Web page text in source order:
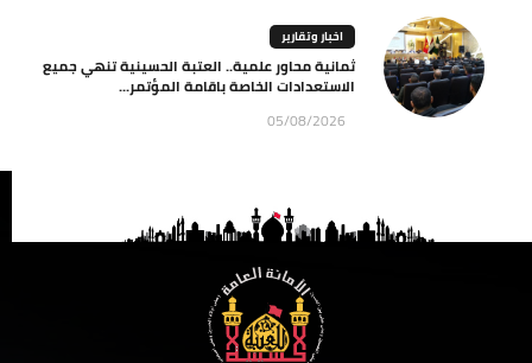
اخبار وتقارير
ثمانية محاور علمية.. العتبة الحسينية تنهي جميع
الاستعدادات الخاصة باقامة المؤتمر...
05/08/2026